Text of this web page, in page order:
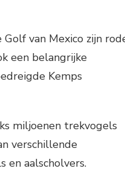
van Mexico zijn
een belangrijke
Kemps
miljoenen trekvogels
verschillende
en aalscholvers.